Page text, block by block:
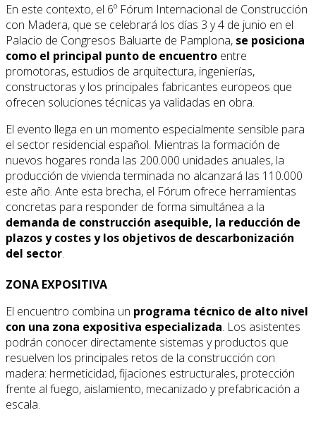
En este contexto, el 6º Fórum Internacional de Construcción
con Madera, que se celebrará los días 3 y 4 de junio en el
Palacio de Congresos Baluarte de Pamplona, se posiciona
como el principal punto de encuentro entre
promotoras, estudios de arquitectura, ingenierías,
constructoras y los principales fabricantes europeos que
ofrecen soluciones técnicas ya validadas en obra.
El evento llega en un momento especialmente sensible para
el sector residencial español. Mientras la formación de
nuevos hogares ronda las 200.000 unidades anuales, la
producción de vivienda terminada no alcanzará las 110.000
este año. Ante esta brecha, el Fórum ofrece herramientas
concretas para responder de forma simultánea a la
demanda de construcción asequible, la reducción de
plazos y costes y los objetivos de descarbonización
del sector.
ZONA EXPOSITIVA
El encuentro combina un programa técnico de alto nivel
con una zona expositiva especializada. Los asistentes
podrán conocer directamente sistemas y productos que
resuelven los principales retos de la construcción con
madera: hermeticidad, fijaciones estructurales, protección
frente al fuego, aislamiento, mecanizado y prefabricación a
escala.